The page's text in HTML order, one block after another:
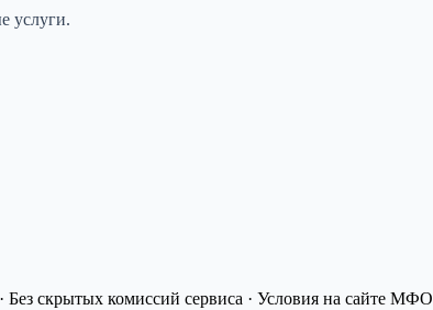
услуги.
скрытых комиссий сервиса · Условия на сайте МФО